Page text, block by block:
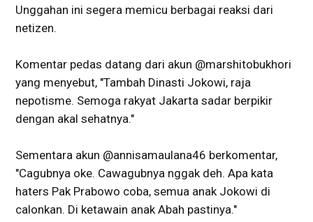
Unggahan ini segera memicu berbagai reaksi dari
netizen.
Komentar pedas datang dari akun @marshitobukhori
yang menyebut, "Tambah Dinasti Jokowi, raja
nepotisme. Semoga rakyat Jakarta sadar berpikir
dengan akal sehatnya."
Sementara akun @annisamaulana46 berkomentar,
"Cagubnya oke. Cawagubnya nggak deh. Apa kata
haters Pak Prabowo coba, semua anak Jokowi di
calonkan. Di ketawain anak Abah pastinya."